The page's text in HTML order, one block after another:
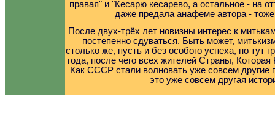
правая" и "Кесарю кесарево, а остальное - на
даже предала анафеме автора -
После двух-трёх лет новизны интерес к
постепенно сдуваться. Быть может,
столько же, пусть и без особого успеха, но тут
года, после чего всех жителей Страны,
Как СССР стали волновать уже совсем другие
это уже совсем другая